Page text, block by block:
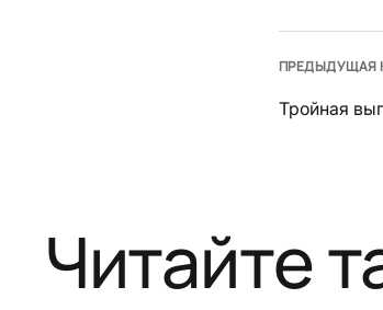
ПРЕДЫДУЩАЯ
Тройная
Читайте